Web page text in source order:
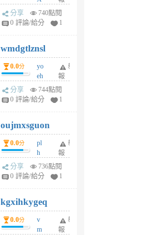
Pe
Jc
R
P
m
v
A
V
個
月
前
分享
740點閱
0 評論/給分
1
wmdgtlznsl
0.0分
yo
eh
ld
gy
個
月
前
舉
報
分享
744點閱
0 評論/給分
1
oujmxsguon
0.0分
pl
h
wi
w
6
個
月
前
舉
報
分享
736點閱
0 評論/給分
1
kgxihkygeq
0.0分
v
m
舉
報